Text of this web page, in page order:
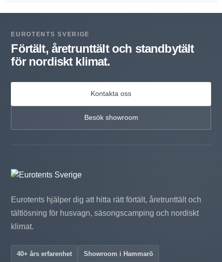
EUROTENTS SVERIGE
Förtält, åretrunttält och standbytält
för nordiskt klimat.
Kontakta oss
Besök showroom
Eurotents hjälper dig att hitta rätt förtält, åretrunttält och
tältlösning för husvagn, säsongscamping och nordiskt
klimat.
40+ års erfarenhet Showroom i Hammarö